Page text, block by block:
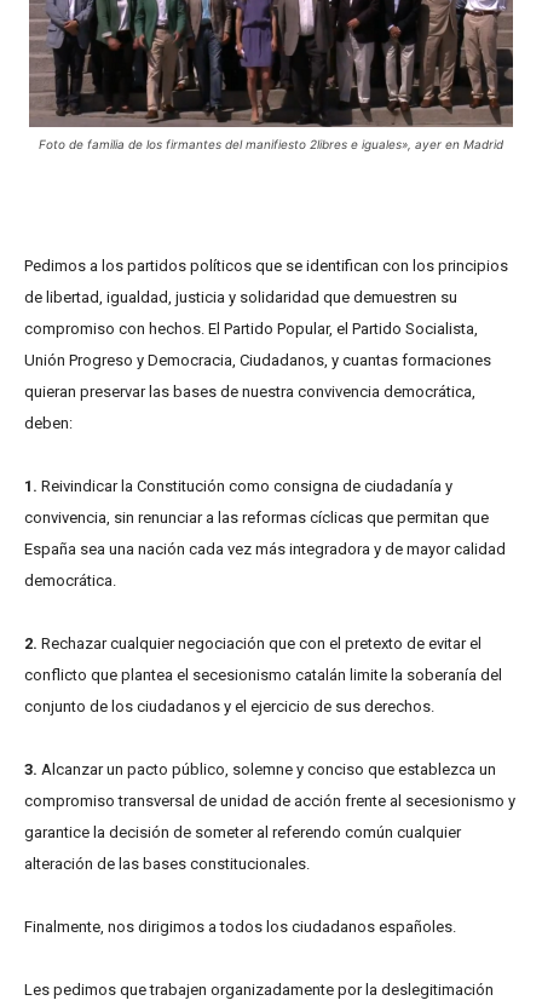
Foto de familia de los firmantes del manifiesto 2libres e iguales», ayer en Madrid
Pedimos a los partidos políticos que se identifican con los principios
de libertad, igualdad, justicia y solidaridad que demuestren su
compromiso con hechos. El Partido Popular, el Partido Socialista,
Unión Progreso y Democracia, Ciudadanos, y cuantas formaciones
quieran preservar las bases de nuestra convivencia democrática,
deben:
1. Reivindicar la Constitución como consigna de ciudadanía y
convivencia, sin renunciar a las reformas cíclicas que permitan que
España sea una nación cada vez más integradora y de mayor calidad
democrática.
2. Rechazar cualquier negociación que con el pretexto de evitar el
conflicto que plantea el secesionismo catalán limite la soberanía del
conjunto de los ciudadanos y el ejercicio de sus derechos.
3. Alcanzar un pacto público, solemne y conciso que establezca un
compromiso transversal de unidad de acción frente al secesionismo y
garantice la decisión de someter al referendo común cualquier
alteración de las bases constitucionales.
Finalmente, nos dirigimos a todos los ciudadanos españoles.
Les pedimos que trabajen organizadamente por la deslegitimación